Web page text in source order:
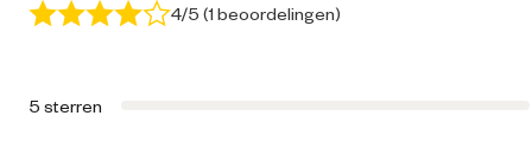
Geschikt voor ras4/5 (1 beoordelingen)
5 sterren